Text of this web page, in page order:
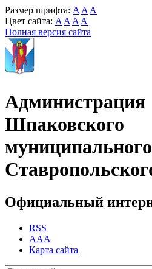
Размер шрифта: A A A
Цвет сайта: A A A A
Полная версия сайта
Администрация
Шпаковского
Официальный
RSS
AAA
Карта сайта